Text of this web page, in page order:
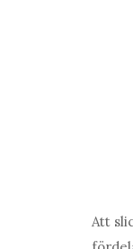
Att